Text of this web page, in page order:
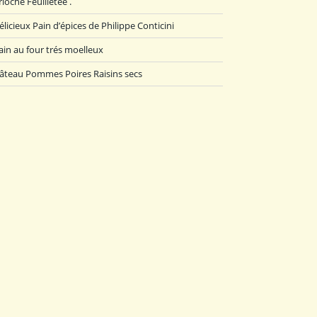
Pain d’épices de Philippe Conticini
au four trés moelleux
Pommes Poires Raisins secs